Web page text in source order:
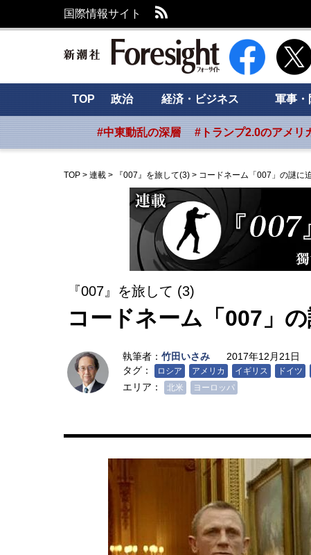
国際情報サイト
新潮社 Foresight
TOP 政治 経済・ビジネス 軍事・
#中東動乱の深層 #トランプ2.0のアメリ
TOP > 連載 > 『007』を旅して(3) > コードネーム「007」の謎に
『007』を旅して (3)
コードネーム「007」の
執筆者： 竹田いさみ
2017年12月21日
タグ：
ロシア アメリカ イギリス ドイツ
エリア： 北米 ヨーロッパ